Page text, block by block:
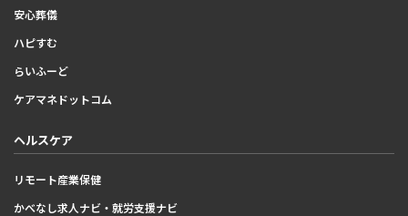
安心葬儀
ハピすむ
らいふーど
ケアマネドットコム
ヘルスケア
リモート産業保健
かべなし求人ナビ・就労支援ナビ